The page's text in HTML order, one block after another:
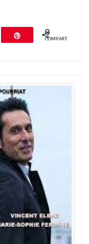
0
COMPART.